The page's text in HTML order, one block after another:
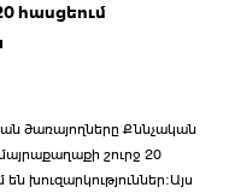
հասցեում
ծառայողները Քննչական
շուրջ 20
խուզարկություններ։Այս